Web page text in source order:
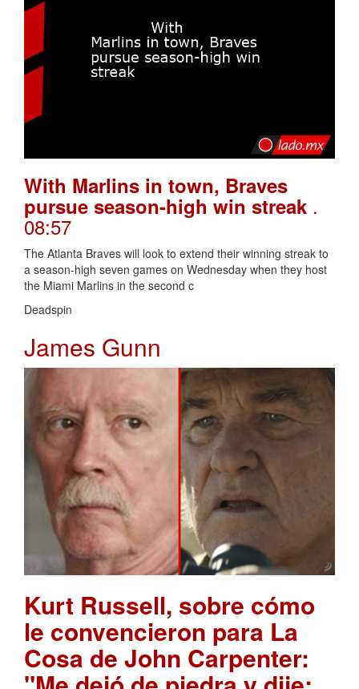
With Marlins in town, Braves
pursue season-high win streak .
08:57
The Atlanta Braves will look to extend their winning streak to
a season-high seven games on Wednesday when they host
the Miami Marlins in the second c
Deadspin
James Gunn
Kurt Russell, sobre cómo
le convencieron para La
Cosa de John Carpenter: